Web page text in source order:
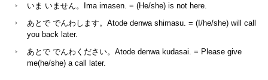
いま いません。Ima imasen. = (He/she) is not here.
あとで でんわします。Atode denwa shimasu. = (I/he/she) will call
you back later.
あとで でんわください。Atode denwa kudasai. = Please give
me(he/she) a call later.